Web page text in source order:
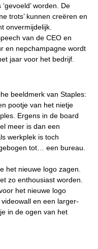
worden. De
trots’ kunnen creëren en
onvermijdelijk.
van de CEO en
en nepchampagne wordt
jaar voor het bedrijf.
beeldmerk van Staples:
pootje van het nietje
Ergens in de board
meer is dan een
werkplek is toch
tot… een bureau.
het nieuwe logo zagen.
zo enthousiast worden.
het nieuwe logo
en een larger-
in de ogen van het